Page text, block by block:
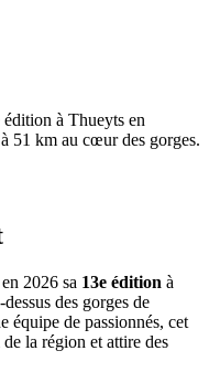
édition à Thueyts en
51 km au cœur des gorges.
2026 sa 13e édition à
des gorges de
équipe de passionnés, cet
la région et attire des